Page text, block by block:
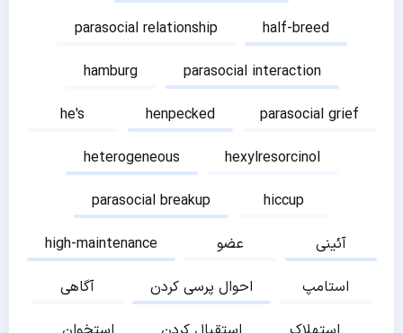
parasocial relationship
half-breed
hamburg
parasocial interaction
he's
henpecked
parasocial grief
heterogeneous
hexylresorcinol
parasocial breakup
hiccup
high-maintenance
عضو
آئینی
آگاهی
احوال پرسی کردن
استامپ